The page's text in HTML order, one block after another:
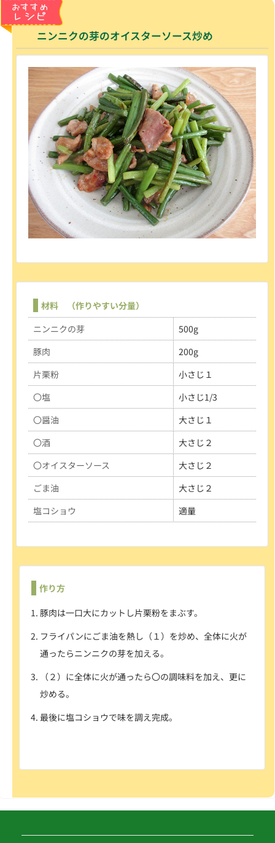
ニンニクの芽のオイスターソース炒め
材料 （作りやすい分量）
ニンニクの芽
500g
豚肉
200g
片栗粉
小さじ１
〇塩
小さじ1/3
〇醤油
大さじ１
〇酒
大さじ２
〇オイスターソース
大さじ２
ごま油
大さじ２
塩コショウ
適量
作り方
豚肉は一口大にカットし片栗粉をまぶす。
フライパンにごま油を熱し（１）を炒め、全体に火が
通ったらニンニクの芽を加える。
（２）に全体に火が通ったら〇の調味料を加え、更に
炒める。
最後に塩コショウで味を調え完成。